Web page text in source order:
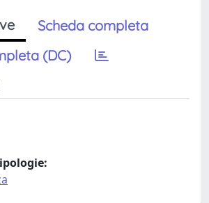
Scheda completa
(DC)